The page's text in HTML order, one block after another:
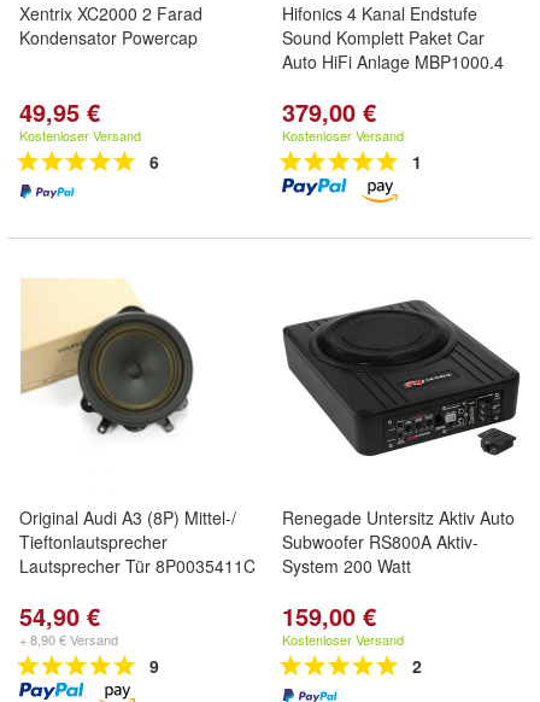
Xentrix XC2000 2 Farad
Kondensator Powercap
49,95 €
Kostenloser Versand
6
Hifonics 4 Kanal Endstufe
Sound Komplett Paket Car
Auto HiFi Anlage MBP1000.4
379,00 €
Kostenloser Versand
1
Original Audi A3 (8P) Mittel-/
Tieftonlautsprecher
Lautsprecher Tür 8P0035411C
54,90 €
+ 8,90 € Versand
9
Renegade Untersitz Aktiv Auto
Subwoofer RS800A Aktiv-
System 200 Watt
159,00 €
Kostenloser Versand
2